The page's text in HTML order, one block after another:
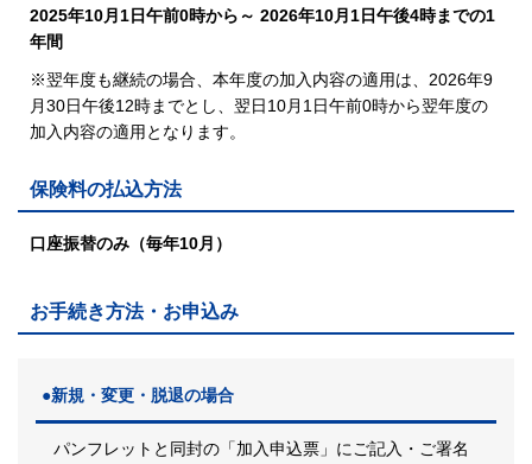
2025年10月1日午前0時から～ 2026年10月1日午後4時までの1
年間
※翌年度も継続の場合、 本年度の加入内容の適用は、2026年9
月30日午後12時までとし、 翌日10月1日午前0時から翌年度の
加入内容の適用となります。
保険料の払込方法
口座振替のみ（毎年10月）
お手続き方法・お申込み
●新規・変更・脱退の場合
パンフレットと同封の「加入申込票」にご記入・ご署名